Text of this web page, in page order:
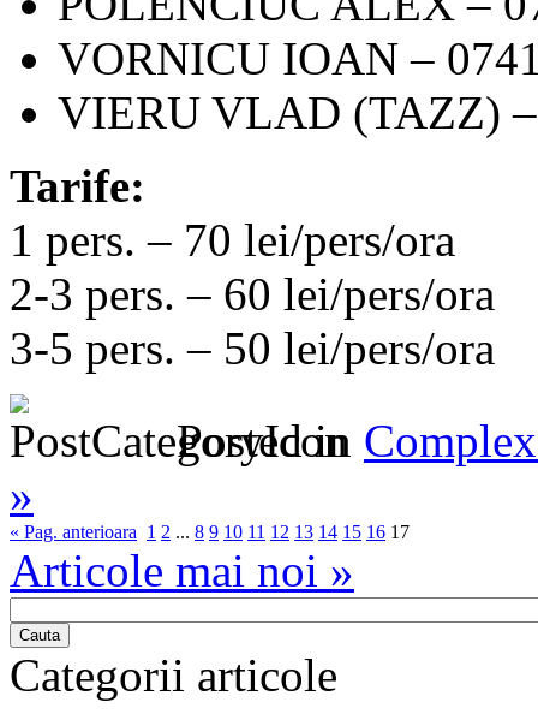
VORNICU IOAN –
VIERU VLAD (TAZZ)
Tarife:
1 pers. – 70 lei/pers/ora
2-3 pers. – 60 lei/pers/ora
3-5 pers. – 50 lei/pers/ora
Posted in
»
« Pag. anterioara 1 2 ... 8 9 10 11 12 13 14 15 16 17
Articole mai noi »
Cauta
Categorii articole